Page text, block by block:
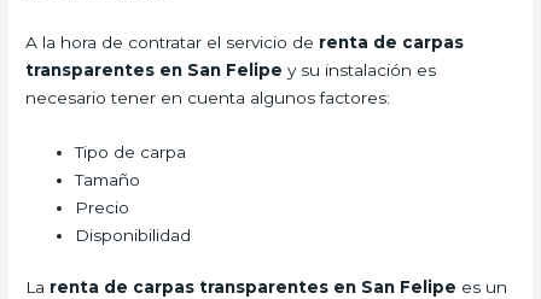
A la hora de contratar el servicio de renta de carpas
transparentes en San Felipe y su instalación es
necesario tener en cuenta algunos factores:
Tipo de carpa
Tamaño
Precio
Disponibilidad
La renta de carpas transparentes en San Felipe es un